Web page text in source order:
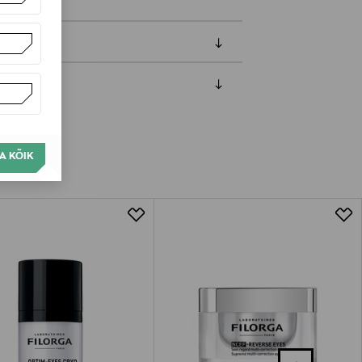
KÕIK
Suletud pakendis toodete puhul